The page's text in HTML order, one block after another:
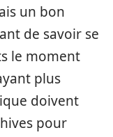
un bon
de savoir se
le moment
plus
doivent
pour